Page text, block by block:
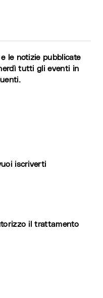
le notizie pubblicate
tutti gli eventi in
iscriverti
il trattamento